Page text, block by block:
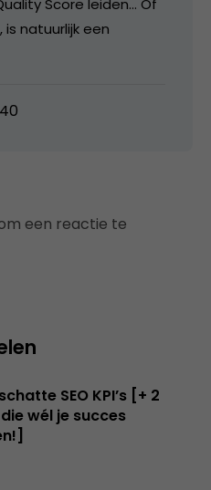
is natuurlijk een
een reactie te
SEO KPI’s [+ 2
wél je succes